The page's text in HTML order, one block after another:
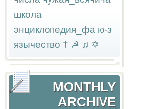
школа
энциклопедия_фа ю-з
язычество † ☭ ♫ ✡
MONTHLY
ARCHIVE